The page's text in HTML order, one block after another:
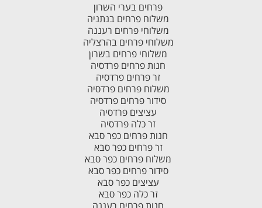
פרחים בערי השרון
משלוח פרחים בנתניה
משלוחי פרחים רעננה
משלוחי פרחים בהרצליה
משלוחי פרחים בשרון
חנות פרחים פרדסיה
זר פרחים פרדסיה
משלוח פרחים פרדסיה
סידור פרחים פרדסיה
עציצים פרדסיה
זר כלה פרדסיה
חנות פרחים כפר סבא
זר פרחים כפר סבא
משלוח פרחים כפר סבא
סידור פרחים כפר סבא
עציצים כפר סבא
זר כלה כפר סבא